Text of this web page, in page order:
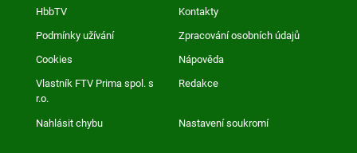
HbbTV Kontakty
Podmínky užívání Zpracování osobních údajů
Cookies Nápověda
Vlastník FTV Prima spol. s
r.o.
Redakce
Nahlásit chybu Nastavení soukromí